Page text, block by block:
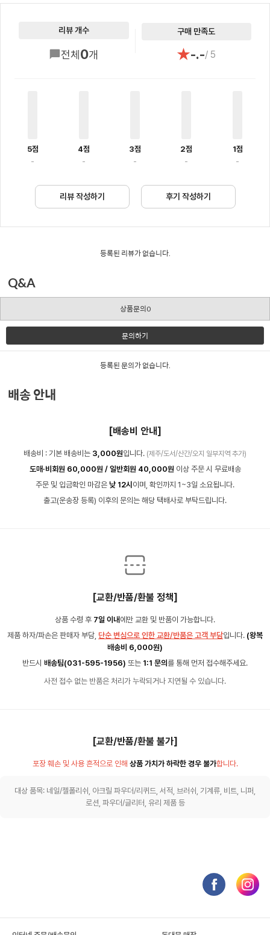
리뷰 개수
전체0개
구매 만족도
★-.-/ 5
5점
-
4점
-
3점
-
2점
-
1점
-
리뷰 작성하기 후기 작성하기
등록된 리뷰가 없습니다.
Q&A
상품문의0
문의하기
등록된 문의가 없습니다.
배송 안내
[배송비 안내]
배송비 : 기본 배송비는 3,000원입니다. (제주/도서/산간/오지 일부지역 추가)
도매·비회원 60,000원 / 일반회원 40,000원 이상 주문 시 무료배송
주문 및 입금확인 마감은 낮 12시 이며, 확인까지 1~3일 소요됩니다.
출고(운송장 등록) 이후의 문의는 해당 택배사로 부탁드립니다.
[교환/반품/환불 정책]
상품 수령 후 7일 이내 에만 교환 및 반품이 가능합니다.
제품 하자/파손은 판매자 부담, 단순 변심으로 인한 교환/반품은 고객 부담입니다. (왕복
배송비 6,000원)
반드시 배송팀(031-595-1956) 또는 1:1 문의 를 통해 먼저 접수해주세요.
사전 접수 없는 반품은 처리가 누락되거나 지연될 수 있습니다.
[교환/반품/환불 불가]
포장 훼손 및 사용 흔적으로 인해 상품 가치가 하락한 경우 불가합니다.
대상 품목: 네일/젤폴리쉬, 아크릴 파우더/리퀴드, 서적, 브러쉬, 기계류, 비트, 니퍼,
로션, 파우더/글리터, 유리 제품 등